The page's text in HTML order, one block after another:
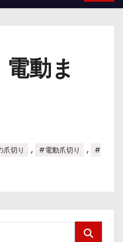
動ま
切り , #電動爪切り ,
#